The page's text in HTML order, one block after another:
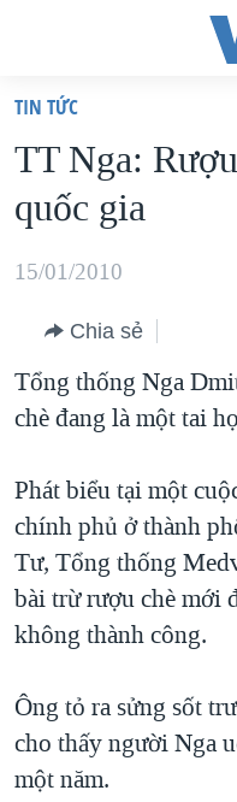
truy
cập
Tới
dung
chính
điều
hướng
Đi
tới
"Tìm"
VIỆT NAM
HOA KỲ
BIỂN ĐÔNG
BLOG
DIỄN ĐÀN
MỤC
TỰ DO BÁO CHÍ
VẠCH TRẦN TIN GIẢ
NGƯỜI VIỆT HẢI
ĐỜI SỐNG
KINH TẾ
KHOA HỌC
SỨC KHOẺ
VĂN HOÁ
CHUYÊN ĐỀ
CHIẾN TRANH
HÀNH TRÌNH BẦU CỬ
MỘT NĂM CHIẾN
NGÀY TỊ NẠN THẾ GIỚI
TRỊNH VĨNH BÌNH -
HỌC TIẾNG ANH
VIDEO
NGHE
Ngôn ngữ khác
TIN TỨC
TT Nga:
quốc gia
15/01/2010
Chia sẻ
Tổng thống Nga
chè đang là một tai
Phát biểu tại một
chính phủ ở thành
Tư, Tổng thống
bài trừ rượu chè mới
không thành công.
Ông tỏ ra sửng sốt
cho thấy người Nga
một năm.